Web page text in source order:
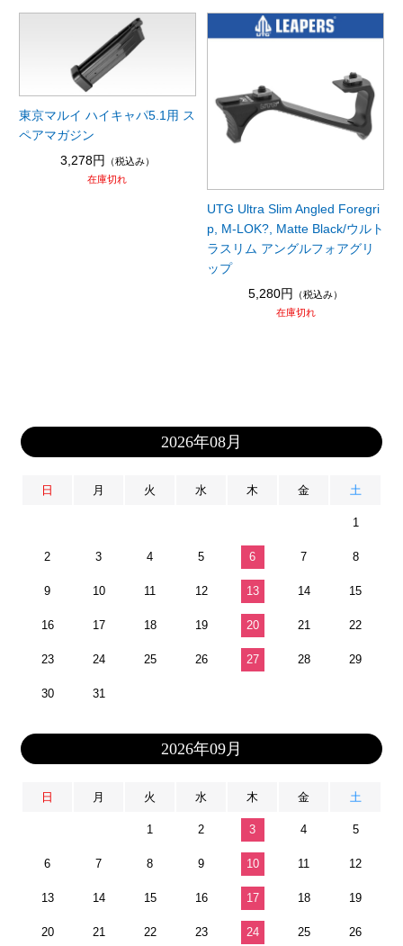
東京マルイ ハイキャパ5.1用 ス
ペアマガジン
3,278円
（税込み）
在庫切れ
UTG Ultra Slim Angled Foregri
p, M-LOK?, Matte Black/ウルト
ラスリム アングルフォアグリ
ップ
5,280円
（税込み）
在庫切れ
2026年08月
日 月 火 水 木 金 土
1
2 3 4 5 6 7 8
9 10 11 12 13 14 15
16 17 18 19 20 21 22
23 24 25 26 27 28 29
30 31
2026年09月
日 月 火 水 木 金 土
1 2 3 4 5
6 7 8 9 10 11 12
13 14 15 16 17 18 19
20 21 22 23 24 25 26